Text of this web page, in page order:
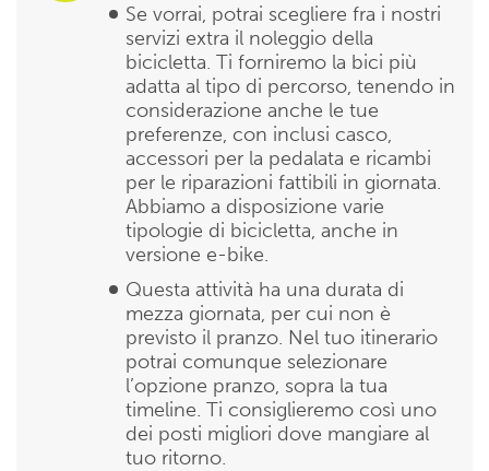
Se vorrai, potrai scegliere fra i nostri
servizi extra il noleggio della
bicicletta. Ti forniremo la bici più
adatta al tipo di percorso, tenendo in
considerazione anche le tue
preferenze, con inclusi casco,
accessori per la pedalata e ricambi
per le riparazioni fattibili in giornata.
Abbiamo a disposizione varie
tipologie di bicicletta, anche in
versione e-bike.
Questa attività ha una durata di
mezza giornata, per cui non è
previsto il pranzo. Nel tuo itinerario
potrai comunque selezionare
l’opzione pranzo, sopra la tua
timeline. Ti consiglieremo così uno
dei posti migliori dove mangiare al
tuo ritorno.